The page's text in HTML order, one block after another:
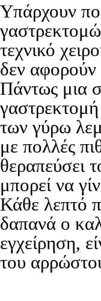
Υπάρχουν
τεχνικό
δεν
Πάντως μια
των γύρω
με πολλές
θεραπεύσει
μπορεί να
Κάθε λεπτό
δαπανά ο
εγχείρηση,
του